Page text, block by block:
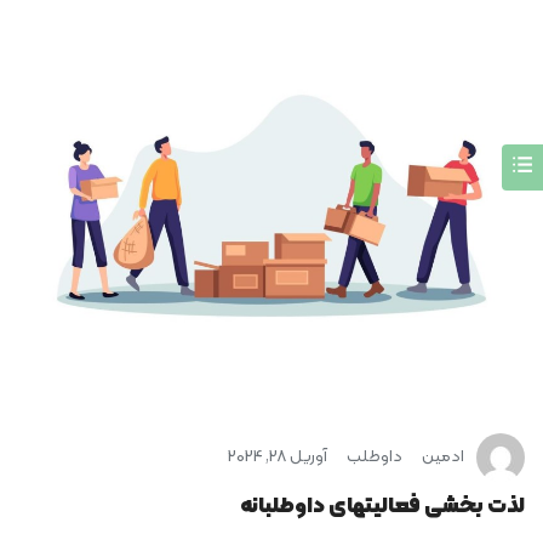
ادمین داوطلب آوریل 28, 2024
لذت بخشی فعالیت­های داوطلبانه